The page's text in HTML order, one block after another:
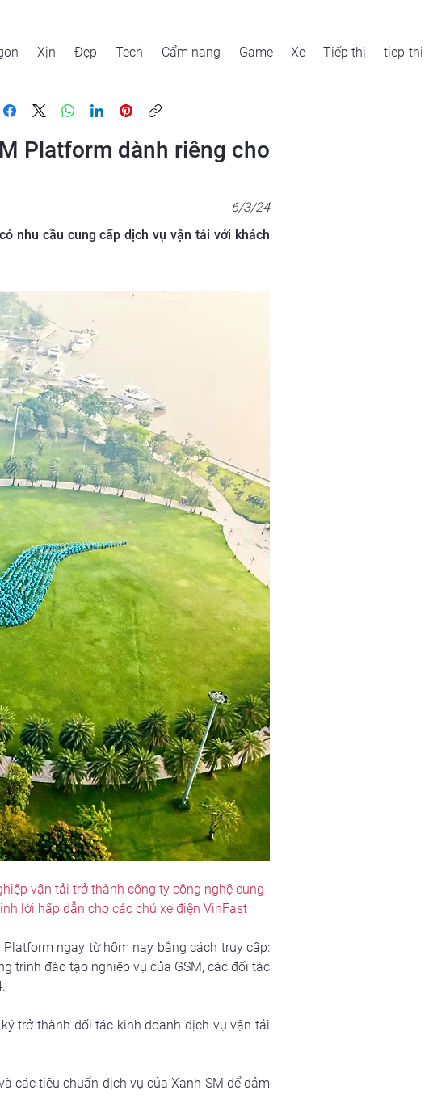
Xịn Đẹp Tech Cẩm nang Game Xe Tiếp thị tiep-thi
Platform dành riêng cho
6/3/24
nhu cầu cung cấp dịch vụ vận tải với khách
vận tải trở thành công ty công nghệ cung
lời hấp dẫn cho các chủ xe điện VinFast
trình đào tạo nghiệp vụ của GSM, các đối tác
trở thành đối tác kinh doanh dịch vụ vận tải
các tiêu chuẩn dịch vụ của Xanh SM để đảm